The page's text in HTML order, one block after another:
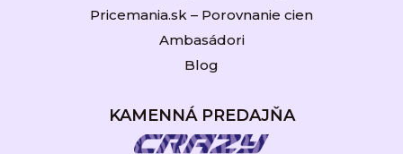
Pricemania.sk – Porovnanie cien
Ambasádori
Blog
KAMENNÁ PREDAJŇA